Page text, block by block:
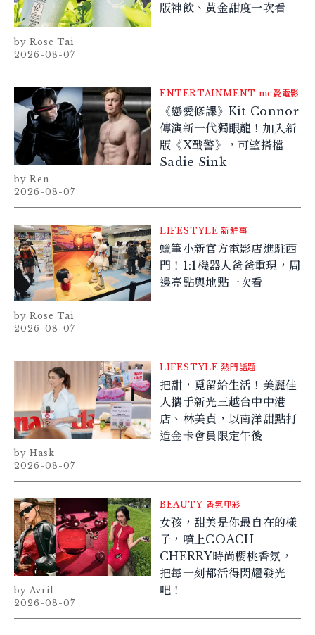
版神飲、黃金甜度一次看
Rose Tai
2026-08-07
ENTERTAINMENT mc愛電影
《戀愛修課》Kit Connor
傳演新一代獨眼龍！加入新
版《X戰警》，可望搭檔
Sadie Sink
Ren
2026-08-07
LIFESTYLE 新鮮事
蠟筆小新官方電影店進駐西
門！1:1機器人爸爸重現，周
邊亮點與地點一次看
Rose Tai
2026-08-07
LIFESTYLE 熱門話題
把甜，覓留給生活！美麗佳
人攜手新光三越台中中港
店、林美貞，以南洋甜點打
造金卡會員限定午後
Hask
2026-08-07
BEAUTY 香氛甲彩
女孩，甜美是你最自在的樣
子，噴上COACH
CHERRY時尚櫻桃香氛，
把每一刻都活得閃耀發光
吧！
Avril
2026-08-07